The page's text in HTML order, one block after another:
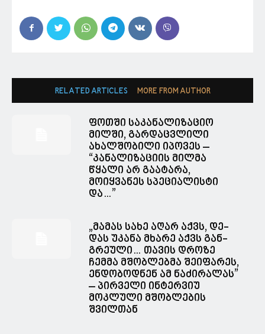
RELATED ARTICLES MORE FROM AUTHOR
ფოთში საკანალიზაციო
მილში, გარდაცვლილი
ახალშობილი იპოვეს –
“კანალიზაციის მილმა
წყალი არ გაატარა,
მოიყვანეს სპეციალისტი
და…”
„მა­მას სახე აღარ აქვს, დე­
დას უკა­ნა მხა­რე აქვს გან­
გრე­უ­ლი… თავის დროზე
ჩემმა მშობლებმა შეიფარეს,
ენდობოდნენ ამ ნაძირალას”
– პირველი ინტერვიუ
მოკლული მშობლების
შვილთან